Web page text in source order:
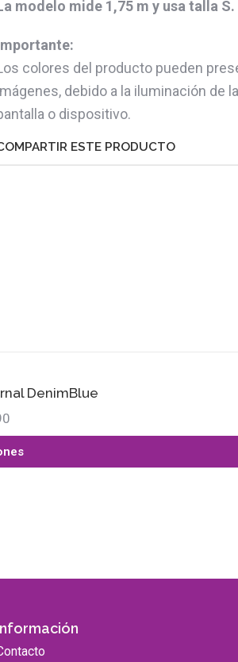
modelo mide 1,75 m y usa talla S.
colores del producto pueden
debido a la iluminación de
o dispositivo.
ESTE PRODUCTO
DenimBlue